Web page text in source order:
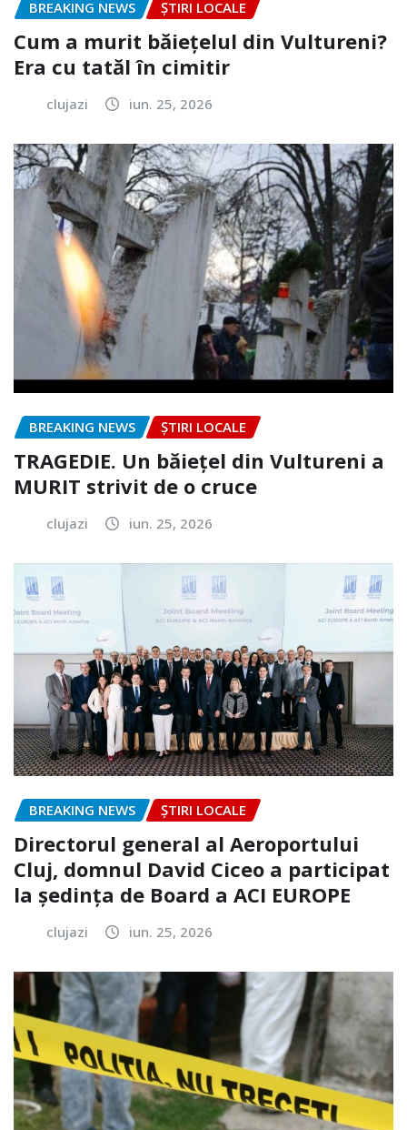
BREAKING NEWS ȘTIRI LOCALE
Cum a murit băiețelul din Vultureni?
Era cu tatăl în cimitir
clujazi iun. 25, 2026
BREAKING NEWS ȘTIRI LOCALE
TRAGEDIE. Un băiețel din Vultureni a
MURIT strivit de o cruce
clujazi iun. 25, 2026
BREAKING NEWS ȘTIRI LOCALE
Directorul general al Aeroportului
Cluj, domnul David Ciceo a participat
la ședința de Board a ACI EUROPE
clujazi iun. 25, 2026